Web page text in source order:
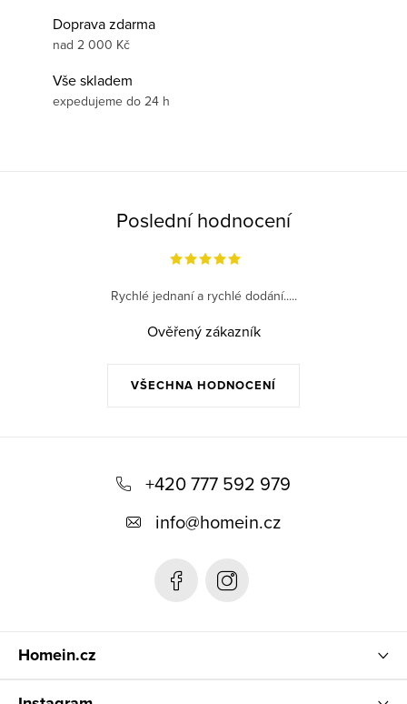
Doprava zdarma
nad 2 000 Kč
Vše skladem
expedujeme do 24 h
Poslední hodnocení
VŠECHNA HODNOCENÍ
Rychlé jednaní a rychlé dodání.....
Ověřený zákazník
+420 777 592 979
info@homein.cz
Homein.cz